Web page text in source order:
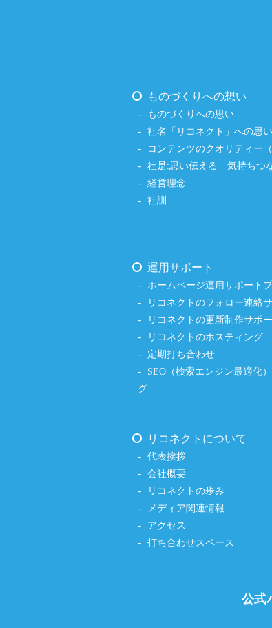
ものづくりへの想い
ものづくりへの思い
社名「リコネクト」への思い
コンテンツのクオリティー
社是:思い伝える 気持ちつ
経営理念
社訓
運用サポート
ホームページ運用サポート
リコネクトのフォロー連絡
リコネクトの更新制作サポ
リコネクトのホスティング
定期打ち合わせ
SEO（検索エンジン最適化
グ
リコネクトについて
代表挨拶
会社概要
リコネクトの歩み
メディア関連情報
アクセス
打ち合わせスペース
公式